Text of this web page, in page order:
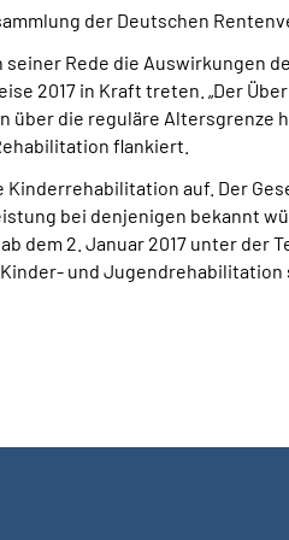
der Deutschen
Rede die Auswirkungen
2017 in Kraft treten. „Der
die reguläre Altersgrenze
flankiert.
auf. Der
bei denjenigen bekannt
dem 2. Januar 2017 unter der
und